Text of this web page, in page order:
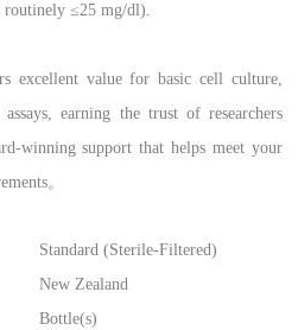
≤25 mg/dl).
excellent value for basic cell culture,
earning the trust of researchers
winning support that helps meet your
。
Standard (Sterile-Filtered)
New Zealand
Bottle(s)